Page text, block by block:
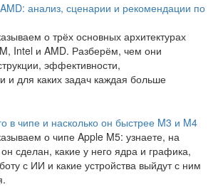
анализ, сценарии и рекомендации по
о трёх основных архитектурах
Intel и AMD. Разберём, чем они
эффективности,
и для каких задач каждая больше
в чипе и насколько он быстрее M3 и M4
о чипе Apple M5: узнаете, на
сделан, какие у него ядра и графика,
с ИИ и какие устройства выйдут с ним